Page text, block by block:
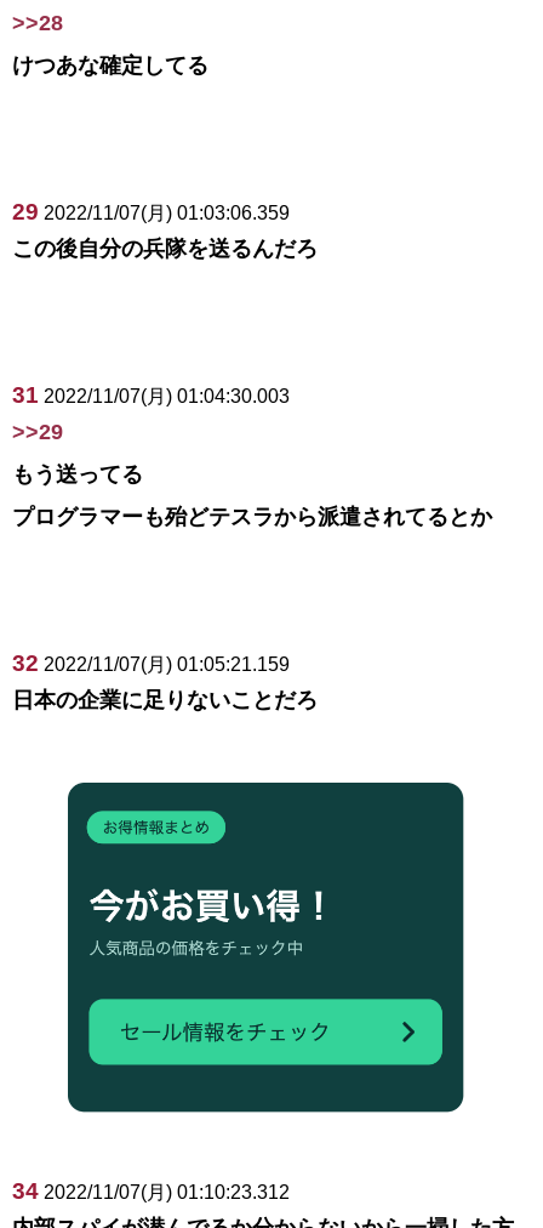
>>28
けつあな確定してる
29 2022/11/07(月) 01:03:06.359
この後自分の兵隊を送るんだろ
31 2022/11/07(月) 01:04:30.003
>>29
もう送ってる
プログラマーも殆どテスラから派遣されてるとか
32 2022/11/07(月) 01:05:21.159
日本の企業に足りないことだろ
34 2022/11/07(月) 01:10:23.312